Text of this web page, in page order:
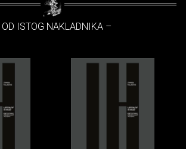
ISTOG NAKLADNIKA –